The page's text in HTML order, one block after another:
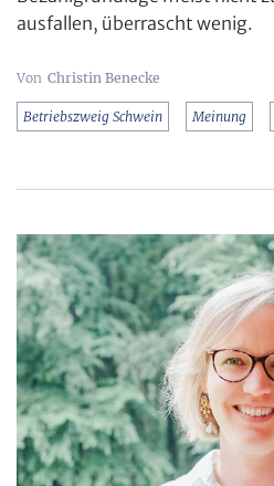
ausfallen, überrascht wenig.
Christin Benecke
Betriebszweig Schwein Meinung